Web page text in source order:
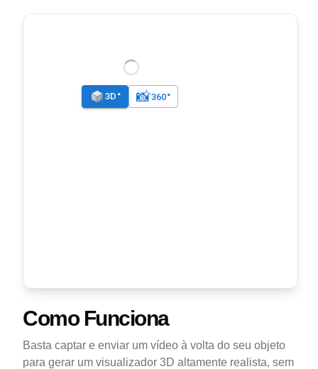
Como Funciona
Basta captar e enviar um vídeo à volta do seu objeto
para gerar um visualizador 3D altamente realista, sem